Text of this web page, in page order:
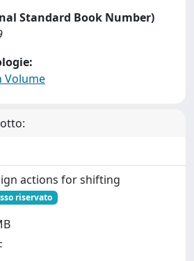
Standard Book Number)
Volume
actions for shifting
riservato